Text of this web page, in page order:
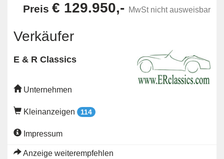
Preis € 129.950,- MwSt nicht ausweisbar
Verkäufer
E & R Classics
Unternehmen
Kleinanzeigen 114
Impressum
Anzeige weiterempfehlen